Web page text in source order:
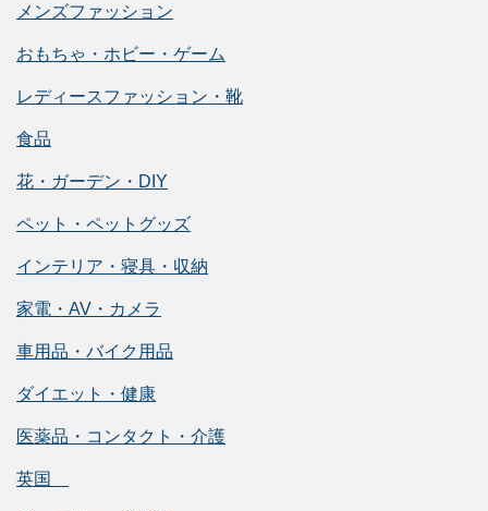
メンズファッション
おもちゃ・ホビー・ゲーム
レディースファッション・靴
食品
花・ガーデン・DIY
ペット・ペットグッズ
インテリア・寝具・収納
家電・AV・カメラ
車用品・バイク用品
ダイエット・健康
医薬品・コンタクト・介護
英国